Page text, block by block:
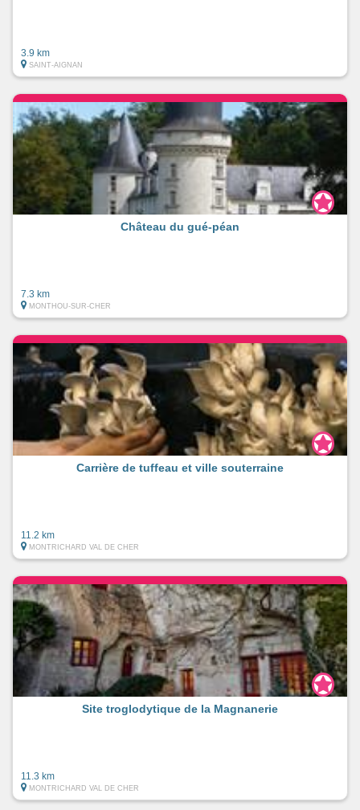
3.9 km
SAINT-AIGNAN
Château du gué-péan
7.3 km
MONTHOU-SUR-CHER
Carrière de tuffeau et ville souterraine
11.2 km
MONTRICHARD VAL DE CHER
Site troglodytique de la Magnanerie
11.3 km
MONTRICHARD VAL DE CHER